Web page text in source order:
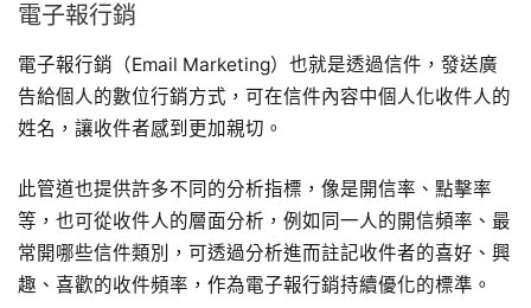
電子報行銷
電子報行銷（Email Marketing）也就是透過信件，發送廣
告給個人的數位行銷方式，可在信件內容中個人化收件人的
姓名，讓收件者感到更加親切。
此管道也提供許多不同的分析指標，像是開信率、點擊率
等，也可從收件人的層面分析，例如同一人的開信頻率、最
常開哪些信件類別，可透過分析進而註記收件者的喜好、興
趣、喜歡的收件頻率，作為電子報行銷持續優化的標準。